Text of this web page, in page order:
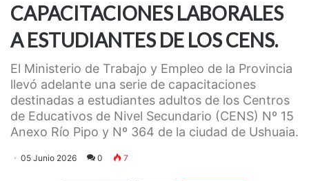
CAPACITACIONES LABORALES
A ESTUDIANTES DE LOS CENS.
El Ministerio de Trabajo y Empleo de la Provincia
llevó adelante una serie de capacitaciones
destinadas a estudiantes adultos de los Centros
de Educativos de Nivel Secundario (CENS) Nº 15
Anexo Río Pipo y Nº 364 de la ciudad de Ushuaia.
05 Junio 2026 0 7